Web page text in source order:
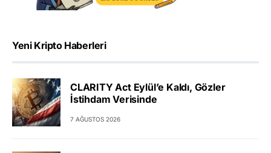
Yeni Kripto Haberleri
CLARITY Act Eylül’e Kaldı, Gözler
İstihdam Verisinde
7 AĞUSTOS 2026